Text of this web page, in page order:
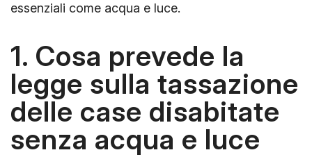
essenziali come acqua e luce.
1. Cosa prevede la
legge sulla tassazione
delle case disabitate
senza acqua e luce